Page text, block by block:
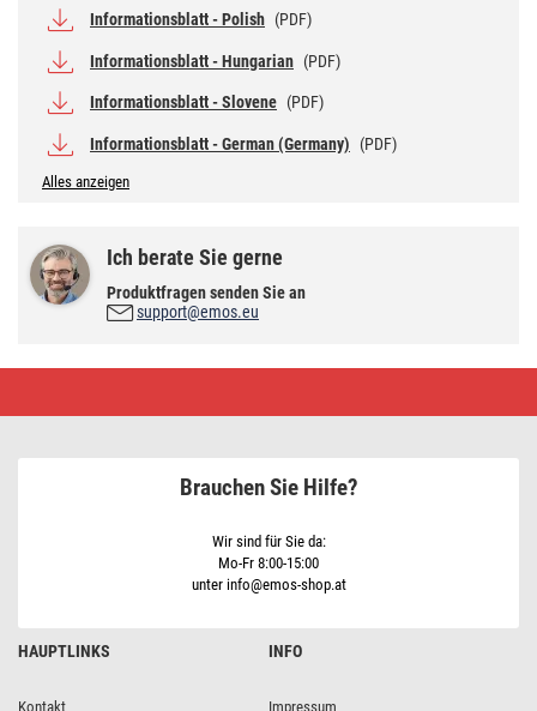
Informationsblatt - Polish (PDF)
Informationsblatt - Hungarian (PDF)
Informationsblatt - Slovene (PDF)
Informationsblatt - German (Germany) (PDF)
Alles anzeigen
Ich berate Sie gerne
Produktfragen senden Sie an
support@emos.eu
J78
HAUPTLINKS
Kontakt
INFO
Impressum
Brauchen Sie Hilfe?
Wir sind für Sie da:
Mo-Fr 8:00-15:00
unter info@emos-shop.at